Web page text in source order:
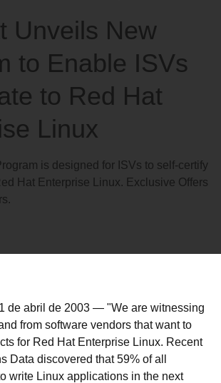
Unveils New
to Enable ISVs
to Red Hat
Linux
is designed for ISVs to self-certify
Hat Enterprise Linux. Exclusive Offers
1 de abril de 2003 — "We are witnessing
from software vendors that want to
for Red Hat Enterprise Linux. Recent
Data discovered that 59% of all
write Linux applications in the next